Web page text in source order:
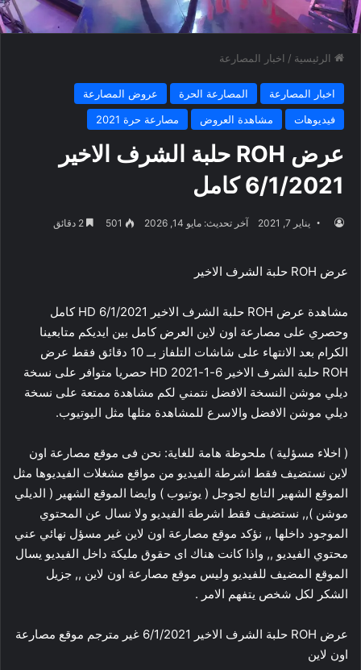
الرئيسية / اخبار المصارعة
اخبار المصارعة المصارعة الحرة
عروض المصارعة
فيديوهات
مشاهدة العروض مصارعة حرة 2021
عرض ROH حلبة الشرف الاخير
6/1/2021 كامل
يناير 7, 2021 آخر تحديث: مايو 14, 2026 501
عرض ROH حلبة الشرف الاخير
مشاهدة عرض ROH حلبة الشرف الاخير 6/1/2021 HD كامل
وحصري على مصارعة اون لاين العرض كامل بين ايديكم متابعينا
الكرام بعد الانتهاء على شاشات التلفاز بــ 10 دقائق فقط عرض
ROH حلبة الشرف الاخير 6-1-2021 HD حصريا متوافر على نسخة
ديلي موشن النسخة الافضل نتمني لكم مشاهدة ممتعة على نسخة
ديلي موشن الافضل والاسرع للمشاهدة مثلها مثل اليوتيوب.
( اخلاء مسؤلية ) ملحوظة هامة للغاية: نحن فى موقع مصارعة اون
لاين نستضيف فقط اشرطة الفيديو من مواقع مشغلات الفيديوها مثل
الموقع الشهير التابع لجوجل ( يوتيوب ) وايضا الموقع الشهير ( الديلي
موشن ),, نستضيف فقط اشرطة الفيديو ولا نسال عن المحتوي
الموجود داخلها ,, نؤكد موقع مصارعة اون لاين غير مسؤل نهائي عني
محتوي الفيديو ,, واذا كانت هناك اى حقوق مليكة داخل الفيديو يسال
الموقع المضيف للفيديو وليس موقع مصارعة اون لاين ,, جزيل
الشكر لكل شخص يتفهم الامر .
عرض ROH حلبة الشرف الاخير 6/1/2021 غير مترجم موقع مصارعة
اون لاين